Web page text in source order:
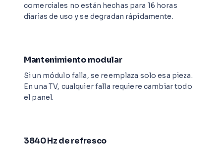
comerciales no están hechas para 16 horas
diarias de uso y se degradan rápidamente.
Mantenimiento modular
Si un módulo falla, se reemplaza solo esa pieza.
En una TV, cualquier falla requiere cambiar todo
el panel.
3840 Hz de refresco